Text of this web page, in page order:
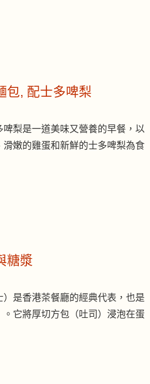
包, 配士多啤梨
梨是一道美味又營養的早餐，以
嫩的雞蛋和新鮮的士多啤梨為食
糖漿
是香港茶餐廳的經典代表，也是
它將厚切方包（吐司）浸泡在蛋